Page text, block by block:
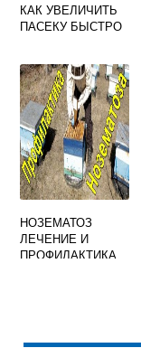
КАК УВЕЛИЧИТЬ
ПАСЕКУ БЫСТРО
НОЗЕМАТОЗ
ЛЕЧЕНИЕ И
ПРОФИЛАКТИКА